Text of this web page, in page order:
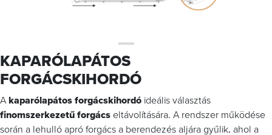
KAPARÓLAPÁTOS
FORGÁCSKIHORDÓ
A kaparólapátos forgácskihordó ideális választás
finomszerkezetű forgács eltávolítására. A rendszer működése
során a lehulló apró forgács a berendezés aljára gyűlik, ahol a